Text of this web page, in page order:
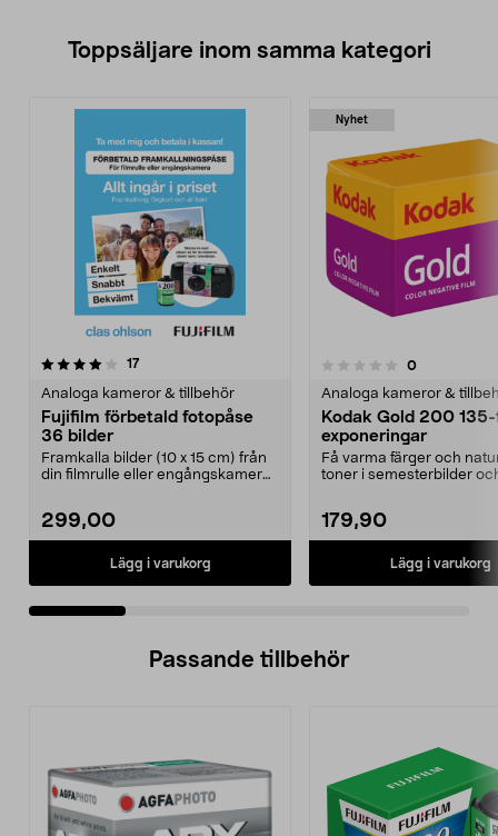
Toppsäljare inom samma kategori
17recensioner
Analoga kameror & tillbehör
Fujifilm förbetald fotopåse
36 bilder
Framkalla bilder (10 x 15 cm) från
din filmrulle eller engångskamera.
299,00
Lägg i varukorg
Nyhet
0.0 av 5 stjärnor 0recensioner
Analoga kameror &
Kodak Gold 200
exponeringar
Få varma färger och
toner i semesterbilder
179,90
Lägg i varukorg
4.5 av 5 stjärnor
Passande tillbehör